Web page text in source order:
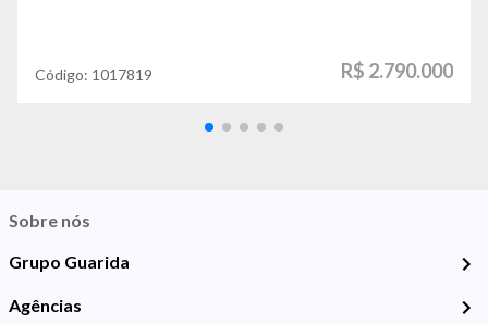
Código: 1017819 R$ 2.790.000
Sobre nós
Grupo Guarida
Agências